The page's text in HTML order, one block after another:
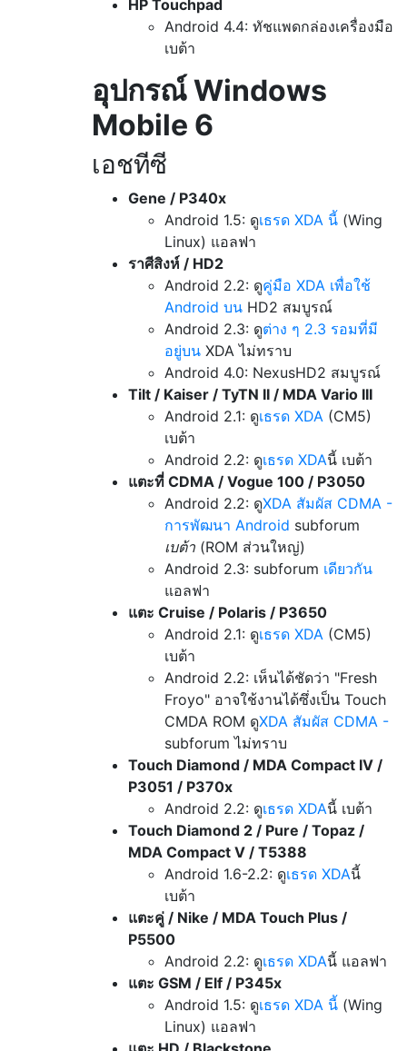
HP Touchpad
Android 4.4: ทัชแพดกล่องเครื่องมือ
เบต้า
อุปกรณ์ Windows
Mobile 6
เอชทีซี
Gene / P340x
Android 1.5: ดูเธรด XDA นี้ (Wing
Linux) แอลฟา
ราศีสิงห์ / HD2
Android 2.2: ดูคู่มือ XDA เพื่อใช้
Android บน HD2 สมบูรณ์
Android 2.3: ดูต่าง ๆ 2.3 รอมที่มี
อยู่บน XDA ไม่ทราบ
Android 4.0: NexusHD2 สมบูรณ์
Tilt / Kaiser / TyTN II / MDA Vario III
Android 2.1: ดูเธรด XDA (CM5)
เบต้า
Android 2.2: ดูเธรด XDAนี้ เบต้า
แตะที่ CDMA / Vogue 100 / P3050
Android 2.2: ดูXDA สัมผัส CDMA -
การพัฒนา Android subforum
เบต้า (ROM ส่วนใหญ่)
Android 2.3: subforum เดียวกัน
แอลฟา
แตะ Cruise / Polaris / P3650
Android 2.1: ดูเธรด XDA (CM5)
เบต้า
Android 2.2: เห็นได้ชัดว่า "Fresh
Froyo" อาจใช้งานได้ซึ่งเป็น Touch
CMDA ROM ดูXDA สัมผัส CDMA -
subforum ไม่ทราบ
Touch Diamond / MDA Compact IV /
P3051 / P370x
Android 2.2: ดูเธรด XDAนี้ เบต้า
Touch Diamond 2 / Pure / Topaz /
MDA Compact V / T5388
Android 1.6-2.2: ดูเธรด XDAนี้
เบต้า
แตะคู่ / Nike / MDA Touch Plus /
P5500
Android 2.2: ดูเธรด XDAนี้ แอลฟา
แตะ GSM / Elf / P345x
Android 1.5: ดูเธรด XDA นี้ (Wing
Linux) แอลฟา